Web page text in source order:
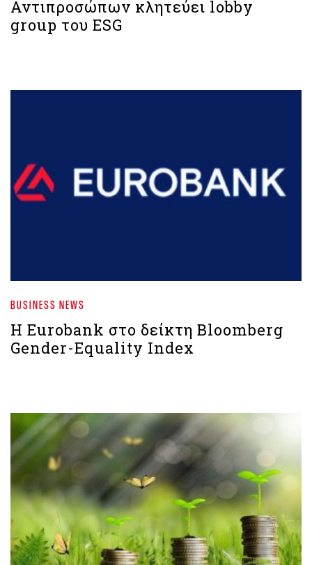
Αντιπροσώπων κλητεύει lobby
group του ESG
BUSINESS NEWS
H Eurobank στο δείκτη Bloomberg
Gender-Equality Index